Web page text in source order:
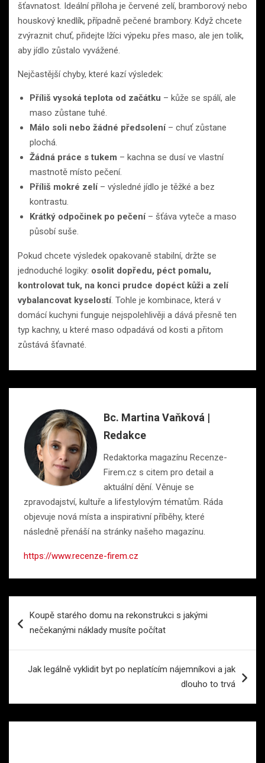
šťavnatost. Ideální příloha je červené zelí, bramborový nebo
houskový knedlík, případně pečené brambory. Když chcete
zvýraznit chuť, přidejte lžíci výpeku přes maso, ale jen tolik,
aby jídlo zůstalo vyvážené.
Nejčastější chyby, které kazí výsledek:
Příliš vysoká teplota od začátku – kůže se spálí, ale
maso zůstane tuhé.
Málo soli nebo žádné předsolení– chuť zůstane
plochá.
Žádná práce s tukem – kachna se dusí ve vlastní
mastnotě místo pečení.
Příliš mokré zelí– výsledné jídlo je těžké a bez
kontrastu.
Krátký odpočinek po pečení– šťáva vyteče a maso
působí suše.
Pokud chcete výsledek opakovaně stabilní, držte se
jednoduché logiky: osolit dopředu, péct pomalu,
kontrolovat tuk, na konci prudce dopéct kůži a zelí
vybalancovat kyselostí. Tohle je kombinace, která v
domácí kuchyni funguje nejspolehlivěji a dává přesně ten
typ kachny, u které maso odpadává od kosti a přitom
zůstává šťavnaté.
Bc. Martina Vaňková |
Redakce
Redaktorka magazínu Recenze-
Firem.cz s citem pro detail a
aktuální dění. Věnuje se
zpravodajství, kultuře a lifestylovým tématům. Ráda
objevuje nová místa a inspirativní příběhy, které
následně přenáší na stránky našeho magazínu.
https://www.recenze-firem.cz
proKoupě starého domu na rekonstrukci s jakými
nečekanými náklady musíte počítat
Jak legálně vyklidit byt po neplatícím nájemníkovi a jak
dlouho to trvá